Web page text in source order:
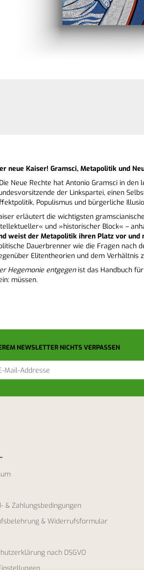
neue Kaiser! Gramsci, Metapolitik und
Neue Rechte hat Antonio Gramsci in
der Linkspartei, einen
Populismus und bürgerliche
erläutert die wichtigsten
und »historischer Block« –
weist der Metapolitik ihren Platz vor und
Dauerbrenner wie die Fragen nach
Elitentheorien und dem Verhältnis
Hegemonie entgegenist das Handbuch
müssen.
NEWSLETTER NICHTS VERPASSEN
& Zahlungsbedingungen
& Widerrufsformular
nach DSGVO